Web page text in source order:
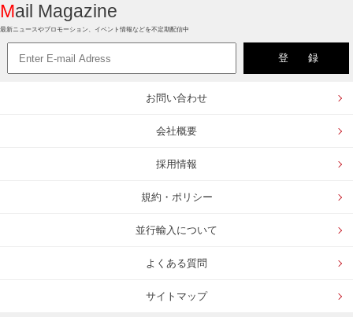
Mail Magazine
最新ニュースやプロモーション、イベント情報などを不定期配信中
お問い合わせ
会社概要
採用情報
規約・ポリシー
並行輸入について
よくある質問
サイトマップ